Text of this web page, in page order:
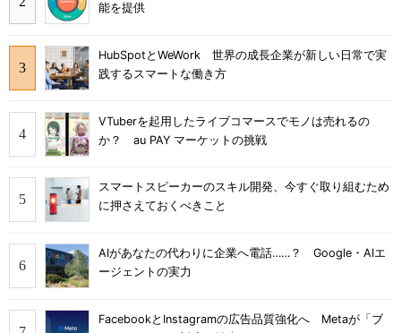
能を提供
HubSpotとWeWork 世界の成長企業が新しい日常で実
践するスマートな働き方
VTuberを起用したライブコマースでモノは売れるの
か？ au PAY マーケットの挑戦
スマートスピーカーのスキル開発、今すぐ取り組むため
に押さえておくべきこと
AIがあなたの代わりに企業へ電話……？ Google・AIエ
ージェントの実力
FacebookとInstagramの広告品質強化へ Metaが「ブ